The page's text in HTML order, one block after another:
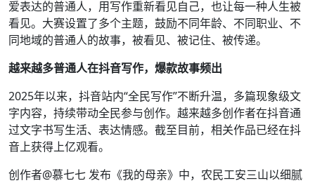
爱表达的普通人，用写作重新看见自己，也让每一种人生被
看见。大赛设置了多个主题，鼓励不同年龄、不同职业、不
同地域的普通人的故事，被看见、被记住、被传递。
越来越多普通人在抖音写作，爆款故事频出
2025年以来，抖音站内“全民写作”不断升温，多篇现象级文
字内容，持续带动全民参与创作。越来越多创作者在抖音通
过文字书写生活、表达情感。截至目前，相关作品已经在抖
音上获得上亿观看。
创作者@慕七七 发布《我的母亲》中，农民工安三山以细腻